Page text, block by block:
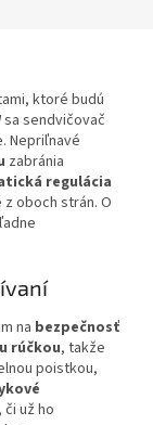
ktoré budú
sa sendvičovač
Nepriľnavé
zabránia
regulácia
oboch strán. O
na bezpečnosť
rúčkou, takže
poistkou,
už ho